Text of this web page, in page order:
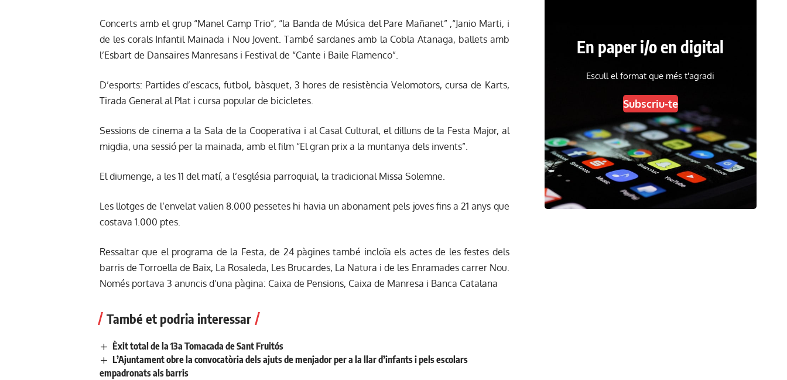
Concerts amb el grup “Manel Camp Trio”, “la Banda de Música del Pare Mañanet” ,“Janio Marti, i
de les corals Infantil Mainada i Nou Jovent. També sardanes amb la Cobla Atanaga, ballets amb
l’Esbart de Dansaires Manresans i Festival de “Cante i Baile Flamenco”.
D’esports: Partides d’escacs, futbol, bàsquet, 3 hores de resistència Velomotors, cursa de Karts,
Tirada General al Plat i cursa popular de bicicletes.
Sessions de cinema a la Sala de la Cooperativa i al Casal Cultural, el dilluns de la Festa Major, al
migdia, una sessió per la mainada, amb el film “El gran prix a la muntanya dels invents”.
El diumenge, a les 11 del matí, a l’església parroquial, la tradicional Missa Solemne.
Les llotges de l’envelat valien 8.000 pessetes hi havia un abonament pels joves fins a 21 anys que
costava 1.000 ptes.
Ressaltar que el programa de la Festa, de 24 pàgines també incloïa els actes de les festes dels
barris de Torroella de Baix, La Rosaleda, Les Brucardes, La Natura i de les Enramades carrer Nou.
Només portava 3 anuncis d’una pàgina: Caixa de Pensions, Caixa de Manresa i Banca Catalana
També et podria interessar
Èxit total de la 13a Tomacada de Sant Fruitós
L’Ajuntament obre la convocatòria dels ajuts de menjador per a la llar d’infants i pels escolars
empadronats als barris
En paper i/o en digital
Escull el format que més t'agradi
Subscriu-te